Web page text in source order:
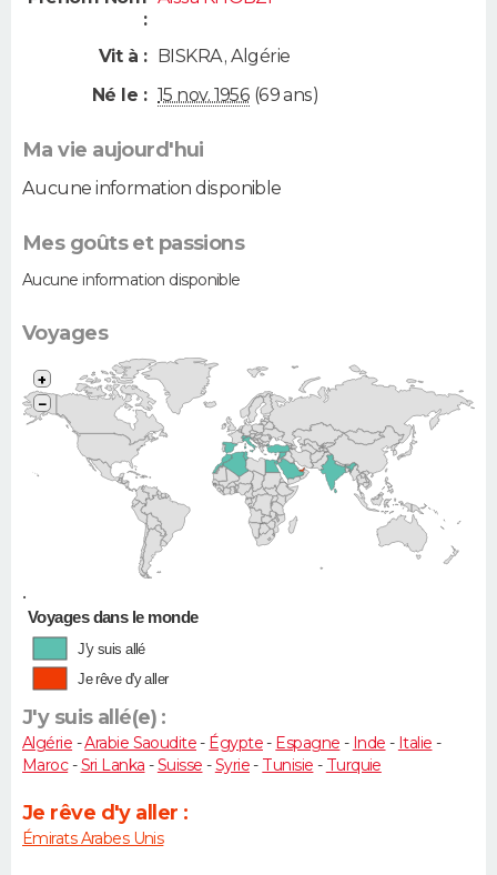
:
Vit à : BISKRA, Algérie
Né le : 15 nov. 1956 (69 ans)
Ma vie aujourd'hui
Aucune information disponible
Mes goûts et passions
Aucune information disponible
Voyages
•
+
−
Voyages dans le monde
J'y suis allé
Je rêve d'y aller
J'y suis allé(e) :
Algérie -Arabie Saoudite- Égypte- Espagne - Inde - Italie -
Maroc-Sri Lanka -Suisse -Syrie- Tunisie - Turquie
Je rêve d'y aller :
Émirats Arabes Unis